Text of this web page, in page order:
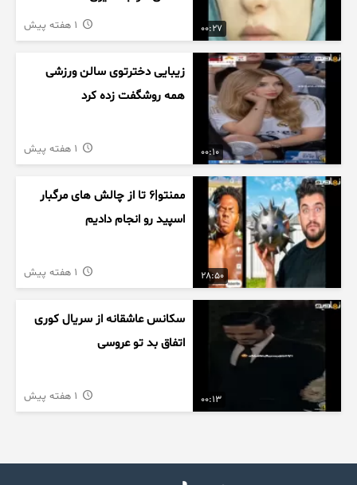
00:27
00:10
زیبایی دخترتوی سالن ورزشی
همه روشگفت زده کرد
28:50
ممنتو|۶ تا از چالش های مرگبار
اسپید رو انجام دادیم
00:13
سکانس عاشقانه از سریال کوری
اتفاق بد تو عروسی